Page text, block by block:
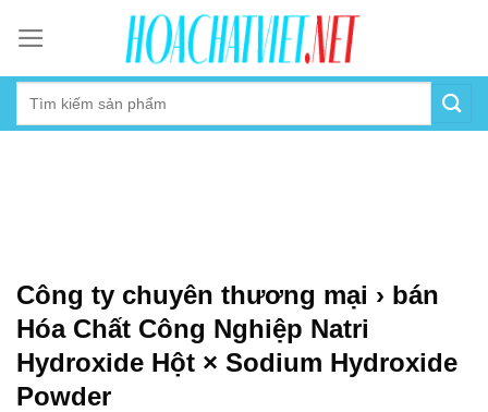
content
Công ty chuyên thương mại › bán
Hóa Chất Công Nghiệp Natri
Hydroxide Hột × Sodium Hydroxide
Powder